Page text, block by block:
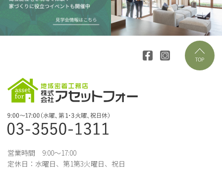
営業時間 9:00～17:00
定休日：水曜日、第1第3火曜日、祝日